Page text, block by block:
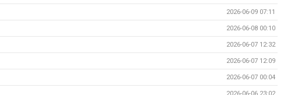
2026-06-09 07:11
2026-06-08 00:10
2026-06-07 12:32
2026-06-07 12:09
2026-06-07 00:04